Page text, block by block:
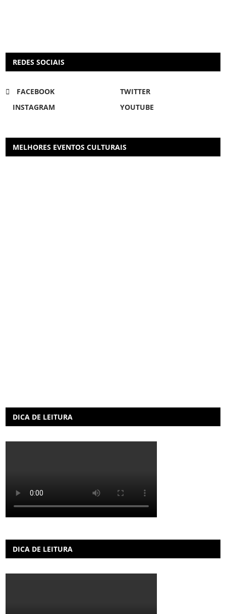
REDES SOCIAIS
FACEBOOK
TWITTER
INSTAGRAM
YOUTUBE
MELHORES EVENTOS CULTURAIS
DICA DE LEITURA
DICA DE LEITURA